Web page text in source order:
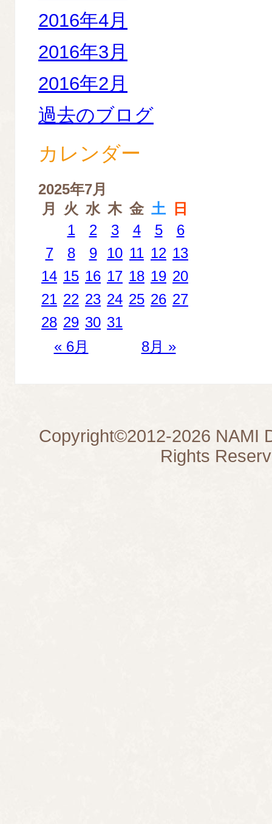
2016年4月
2016年3月
2016年2月
過去のブログ
カレンダー
2025年7月
月
火 水 木 金 土 日
« 6月 8月 »
1 2 3 4 5
6
7
8 9 10 11 12 13
14 15 16 17 18 19 20
21 22 23 24 25 26 27
28 29 30 31
Copyright©2012-2026 NAMI
Rights